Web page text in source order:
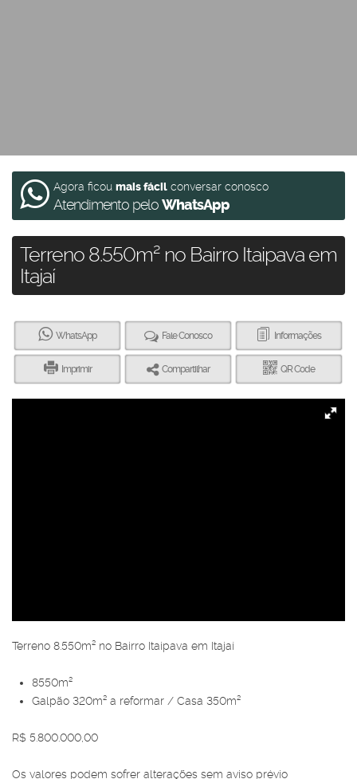
Agora ficou mais fácil conversar conosco
Atendimento peloWhatsApp
Terreno 8.550m² no Bairro Itaipava em
Itajaí
WhatsApp Fale Conosco Informações
Imprimir Compartilhar QR Code
Terreno 8.550m² no Bairro Itaipava em Itajaí
8550m²
Galpão 320m² a reformar / Casa 350m²
R$ 5.800.000,00
Os valores podem sofrer alterações sem aviso prévio